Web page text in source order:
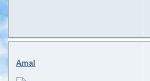
Amal